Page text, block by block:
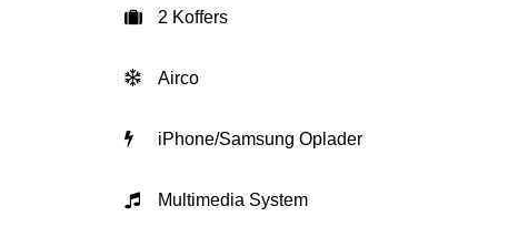
2 Koffers
Airco
iPhone/Samsung Oplader
Multimedia System